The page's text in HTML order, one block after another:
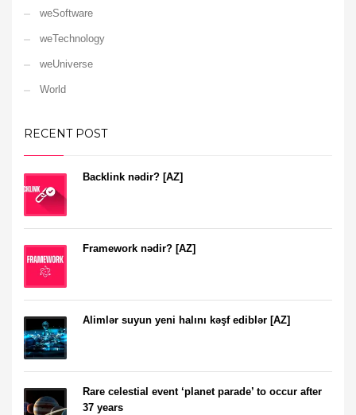
weSoftware
weTechnology
weUniverse
World
RECENT POST
Backlink nədir? [AZ]
Framework nədir? [AZ]
Alimlər suyun yeni halını kəşf ediblər [AZ]
Rare celestial event ‘planet parade’ to occur after
37 years